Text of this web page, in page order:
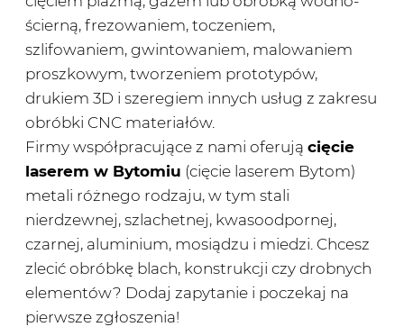
ścierną, frezowaniem, toczeniem,
szlifowaniem, gwintowaniem, malowaniem
proszkowym, tworzeniem prototypów,
drukiem 3D i szeregiem innych usług z zakresu
obróbki CNC materiałów.
Firmy współpracujące z nami oferują cięcie
laserem w Bytomiu (cięcie laserem Bytom)
metali różnego rodzaju, w tym stali
nierdzewnej, szlachetnej, kwasoodpornej,
czarnej, aluminium, mosiądzu i miedzi. Chcesz
zlecić obróbkę blach, konstrukcji czy drobnych
elementów? Dodaj zapytanie i poczekaj na
pierwsze zgłoszenia!